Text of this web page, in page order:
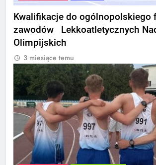
Kwalifikacje do ogólnopolskiego
zawodów Lekkoatletycznych
Olimpijskich
3 miesiące temu